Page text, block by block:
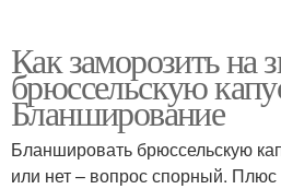
Как заморозить на
брюссельскую
Бланширование
Бланшировать брюссельскую
или нет – вопрос спорный.